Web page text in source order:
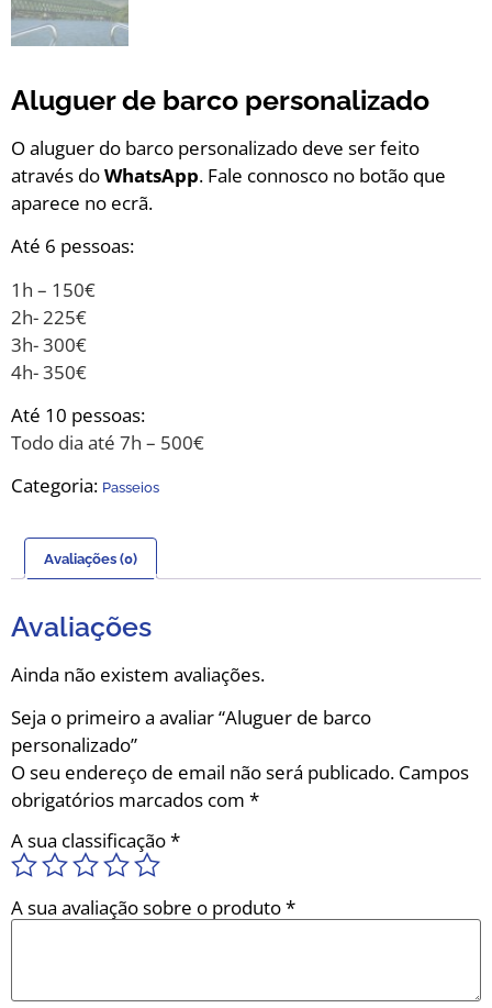
Aluguer de barco personalizado
O aluguer do barco personalizado deve ser feito
através doWhatsApp. Fale connosco no botão que
aparece no ecrã.
Até 6 pessoas:
1h – 150€
2h- 225€
3h- 300€
4h- 350€
Até 10 pessoas:
Todo dia até 7h – 500€
Categoria: Passeios
Avaliações (0)
Avaliações
Ainda não existem avaliações.
Seja o primeiro a avaliar “Aluguer de barco
personalizado”
O seu endereço de email não será publicado. Campos
obrigatórios marcados com *
A sua classificação*
A sua avaliação sobre o produto*